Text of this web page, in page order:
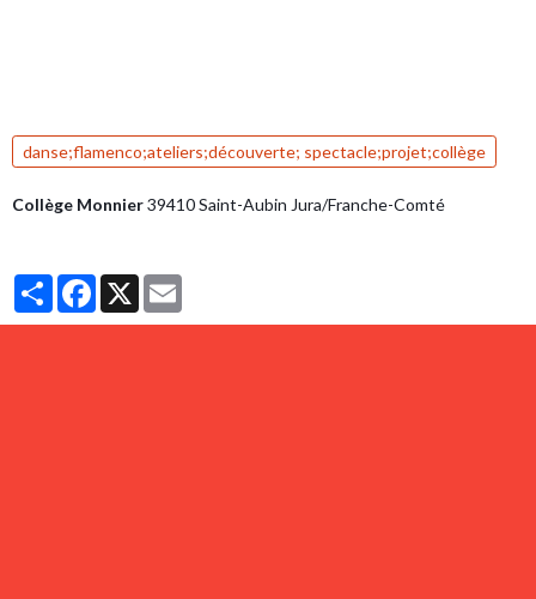
danse;flamenco;ateliers;découverte; spectacle;projet;collège
Collège Monnier39410 Saint-Aubin Jura/Franche-Comté
PartagerFacebook
X